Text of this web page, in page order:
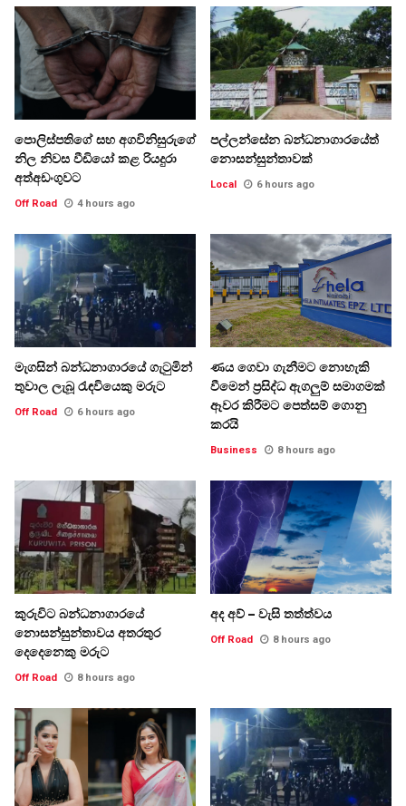
පොලිස්පතිගේ සහ අගවිනිසුරුගේ
නිල නිවස වීඩියෝ කළ රියදුරා
අත්අඩංගුවට
Off Road 4 hours ago
පල්ලන්සේන බන්ධනාගාරයේත්
නොසන්සුන්තාවක්
Local 6 hours ago
මැගසින් බන්ධනාගාරයේ ගැටුමින්
තුවාල ලැබූ රැඳවියෙකු මරුට
Off Road 6 hours ago
ණය ගෙවා ගැනීමට නොහැකි
වීමෙන් ප්‍රසිද්ධ ඇගලුම් සමාගමක්
ඈවර කිරීමට පෙත්සම් ගොනු
කරයි
Business 8 hours ago
කුරුවිට බන්ධනාගාරයේ
නොසන්සුන්තාවය අතරතුර
දෙදෙනෙකු මරුට
Off Road 8 hours ago
අද අව් – වැසි තත්ත්වය
Off Road 8 hours ago